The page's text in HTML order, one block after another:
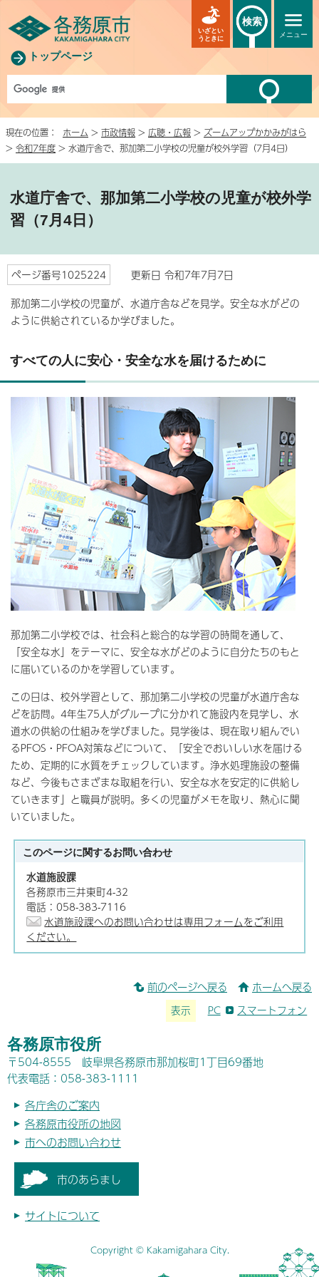
トップページ
メニュー
いざとい
うときに
検索
現在の位置： ホーム > 市政情報 > 広聴・広報 > ズームアップかかみがはら
> 令和7年度 > 水道庁舎で、那加第二小学校の児童が校外学習（7月4日）
水道庁舎で、那加第二小学校の児童が校外学
習（7月4日）
ページ番号1025224
更新日 令和7年7月7日
那加第二小学校の児童が、水道庁舎などを見学。安全な水がどの
ように供給されているか学びました。
すべての人に安心・安全な水を届けるために
那加第二小学校では、社会科と総合的な学習の時間を通して、
「安全な水」をテーマに、安全な水がどのように自分たちのもと
に届いているのかを学習しています。
この日は、校外学習として、那加第二小学校の児童が水道庁舎な
どを訪問。4年生75人がグループに分かれて施設内を見学し、水
道水の供給の仕組みを学びました。見学後は、現在取り組んでい
るPFOS・PFOA対策などについて、「安全でおいしい水を届ける
ため、定期的に水質をチェックしています。浄水処理施設の整備
など、今後もさまざまな取組を行い、安全な水を安定的に供給し
ていきます」と職員が説明。多くの児童がメモを取り、熱心に聞
いていました。
このページに関するお問い合わせ
水道施設課
各務原市三井東町4-32
電話：058-383-7116
水道施設課へのお問い合わせは専用フォームをご利用
ください。
前のページへ戻る ホームへ戻る
表示 PC スマートフォン
各務原市役所
〒504-8555 岐阜県各務原市那加桜町1丁目69番地
代表電話：058-383-1111
各庁舎のご案内
各務原市役所の地図
市へのお問い合わせ
市のあらまし
サイトについて
Copyright © Kakamigahara City.